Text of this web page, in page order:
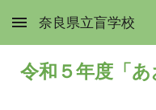
Skip to main content
奈良県立盲学校
令和５年度「